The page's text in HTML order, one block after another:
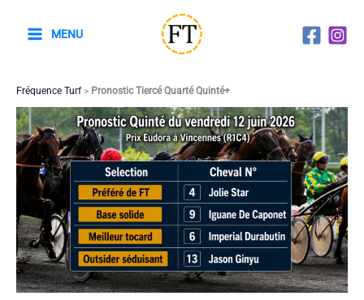
MENU
Fréquence Turf> Pronostic Tiercé Quarté Quinté+